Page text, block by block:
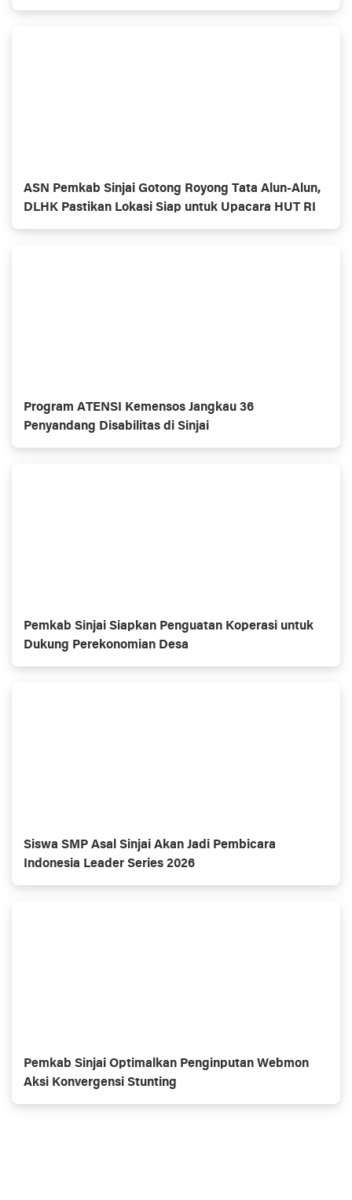
ASN Pemkab Sinjai Gotong Royong Tata Alun-Alun,
DLHK Pastikan Lokasi Siap untuk Upacara HUT RI
Program ATENSI Kemensos Jangkau 36
Penyandang Disabilitas di Sinjai
Pemkab Sinjai Siapkan Penguatan Koperasi untuk
Dukung Perekonomian Desa
Siswa SMP Asal Sinjai Akan Jadi Pembicara
Indonesia Leader Series 2026
Pemkab Sinjai Optimalkan Penginputan Webmon
Aksi Konvergensi Stunting